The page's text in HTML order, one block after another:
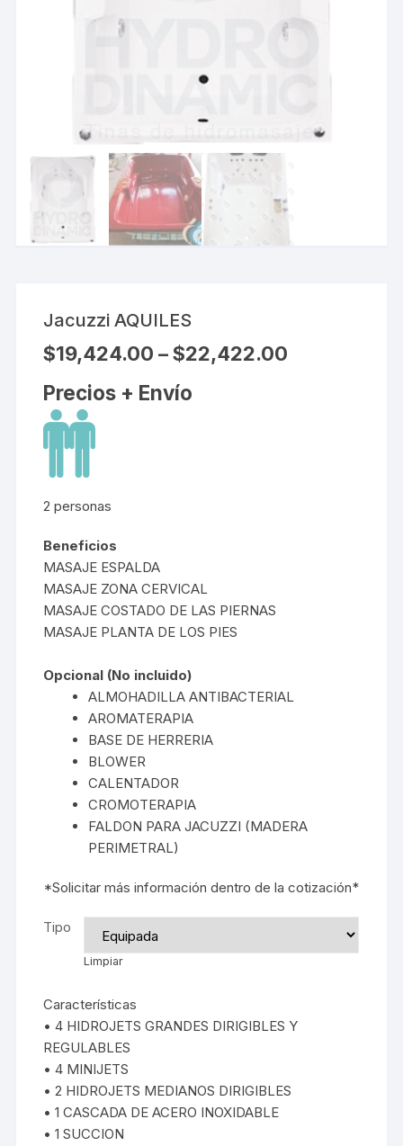
Jacuzzi AQUILES
$19,424.00 –$22,422.00
2 personas
Beneficios
MASAJE ESPALDA
MASAJE ZONA CERVICAL
MASAJE COSTADO DE LAS PIERNAS
MASAJE PLANTA DE LOS PIES
Opcional (No incluido)
ALMOHADILLA ANTIBACTERIAL
AROMATERAPIA
BASE DE HERRERIA
BLOWER
CALENTADOR
CROMOTERAPIA
FALDON PARA JACUZZI (MADERA
PERIMETRAL)
*Solicitar más información dentro de la cotización*
Tipo
Limpiar
Características
• 4 HIDROJETS GRANDES DIRIGIBLES Y
REGULABLES
• 4 MINIJETS
• 2 HIDROJETS MEDIANOS DIRIGIBLES
• 1 CASCADA DE ACERO INOXIDABLE
• 1 SUCCION